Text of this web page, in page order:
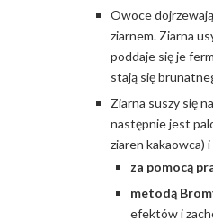
Owoce
ziarnem. Ziarna
poddaje się je
stają się
Ziarna suszy się
następnie jest
ziaren kakaowca)
za pomocą
metodą
efektów i